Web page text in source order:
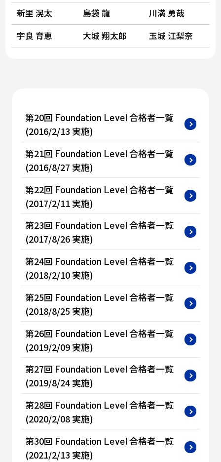
新里 滉太
島袋 龍
川満 勇哉
宇良 育恵
大城 翔太郎 玉城 江梨奈
第20回 Foundation Level 合格者一覧
(2016/2/13 実施)
第21回 Foundation Level 合格者一覧
(2016/8/27 実施)
第22回 Foundation Level 合格者一覧
(2017/2/11 実施)
第23回 Foundation Level 合格者一覧
(2017/8/26 実施)
第24回 Foundation Level 合格者一覧
(2018/2/10 実施)
第25回 Foundation Level 合格者一覧
(2018/8/25 実施)
第26回 Foundation Level 合格者一覧
(2019/2/09 実施)
第27回 Foundation Level 合格者一覧
(2019/8/24 実施)
第28回 Foundation Level 合格者一覧
(2020/2/08 実施)
第30回 Foundation Level 合格者一覧
(2021/2/13 実施)